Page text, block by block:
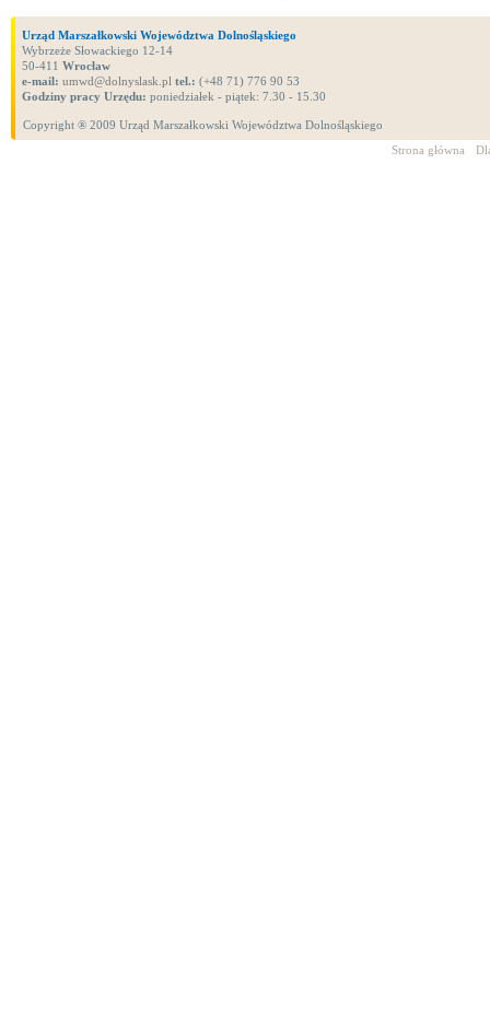
Urząd Marszałkowski Województwa Dolnośląskiego
Wybrzeże Słowackiego 12-14
50-411 Wrocław
e-mail: umwd@dolnyslask.pl tel.: (+48 71) 776 90 53
Godziny pracy Urzędu: poniedziałek - piątek: 7.30 - 15.30
Copyright ® 2009 Urząd Marszałkowski Województwa Dolnośląskiego
Strona główna